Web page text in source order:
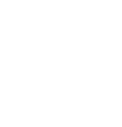
(VI)